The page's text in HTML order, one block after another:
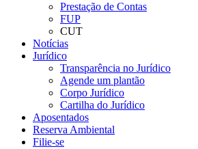
Prestação de Contas
FUP
CUT
Notícias
Jurídico
Transparência no Jurídico
Agende um plantão
Corpo Jurídico
Cartilha do Jurídico
Aposentados
Reserva Ambiental
Filie-se